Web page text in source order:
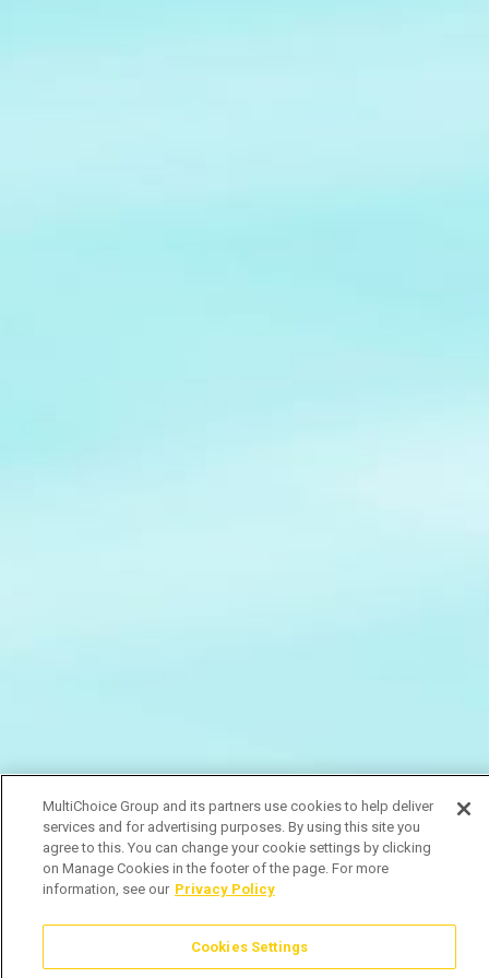
MultiChoice Group and its partners use cookies to help deliver
services and for advertising purposes. By using this site you
agree to this. You can change your cookie settings by clicking
on Manage Cookies in the footer of the page. For more
information, see our Privacy Policy
Cookies Settings